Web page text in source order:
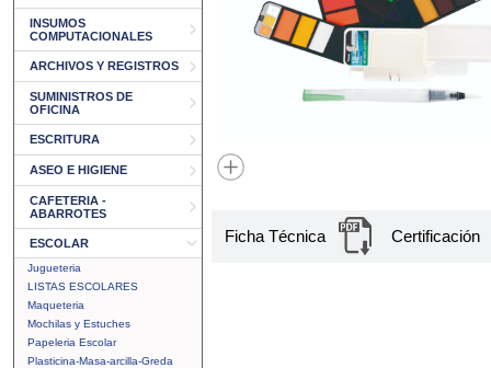
INSUMOS
COMPUTACIONALES
ARCHIVOS Y REGISTROS
SUMINISTROS DE
OFICINA
ESCRITURA
ASEO E HIGIENE
CAFETERIA -
ABARROTES
ESCOLAR
Jugueteria
LISTAS ESCOLARES
Maqueteria
Mochilas y Estuches
Papeleria Escolar
Plasticina-Masa-arcilla-Greda
Ficha Técnica Certificación